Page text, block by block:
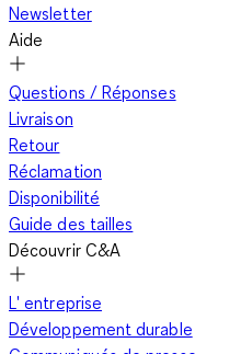
Newsletter
Aide
Questions / Réponses
Livraison
Retour
Réclamation
Disponibilité
Guide des tailles
Découvrir C&A
L' entreprise
Développement durable